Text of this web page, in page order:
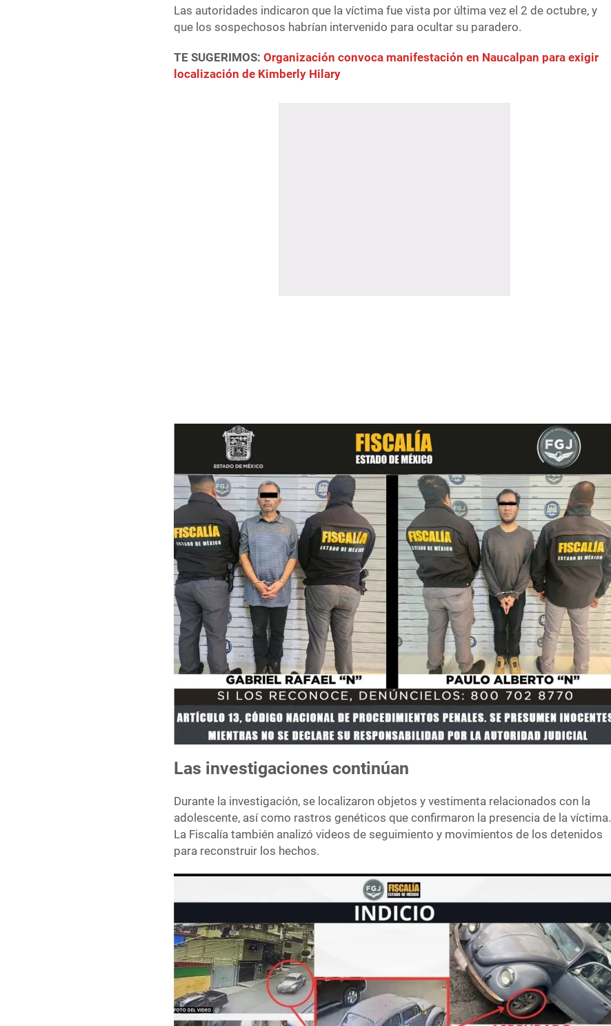
Las autoridades indicaron que la víctima fue vista por última vez el 2 de octubre, y
que los sospechosos habrían intervenido para ocultar su paradero.
TE SUGERIMOS: Organización convoca manifestación en Naucalpan para exigir
localización de Kimberly Hilary
Las investigaciones continúan
Durante la investigación, se localizaron objetos y vestimenta relacionados con la
adolescente, así como rastros genéticos que confirmaron la presencia de la víctima.
La Fiscalía también analizó videos de seguimiento y movimientos de los detenidos
para reconstruir los hechos.